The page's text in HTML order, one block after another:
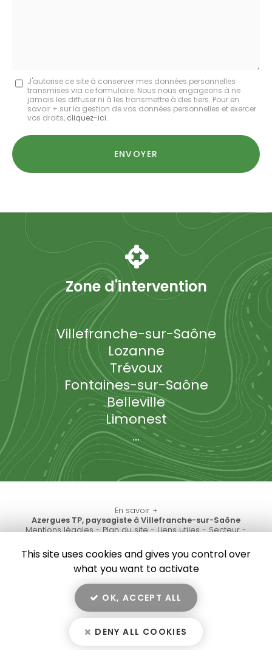
Message
J'autorise ce site à conserver mes données personnelles
transmises via ce formulaire. Nous nous engageons à ne
jamais les diffuser ni à les transmettre à des tiers. Pour en
savoir + sur la gestion de vos données personnelles et exercer
vos droits, cliquez-ici.
Acceptation
RGPD
*
ENVOYER
Zone d'intervention
Villefranche-sur-Saône
Lozanne
Trévoux
Fontaines-sur-Saône
Belleville
Limonest
...
En savoir +
Fermer
Notre savoir-faire : Paysagiste à Villefranche-sur-
Saône
Réalisation de chemin piétons dans un groupe scolaire à
proximité de Lozanne
Aménagement extérieur sur la commune de Chasselay
Azergues TP, paysagiste à Villefranche-sur-Saône
Mentions légales-Plan du site-Liens utiles-Secteur-
Création et référencement de site Internet
Demande de Devis
10/10
3 avis
This site uses cookies and gives you control over
what you want to activate
OK, ACCEPT ALL
DENY ALL COOKIES